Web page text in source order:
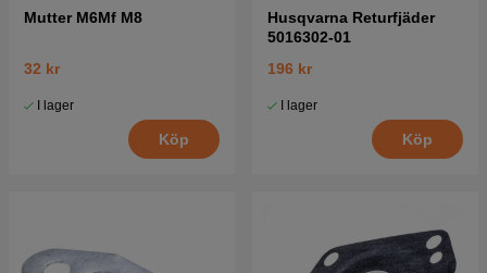
Mutter M6Mf M8
32 kr
I lager
Köp
Husqvarna Returfjäder
5016302-01
196 kr
I lager
Köp